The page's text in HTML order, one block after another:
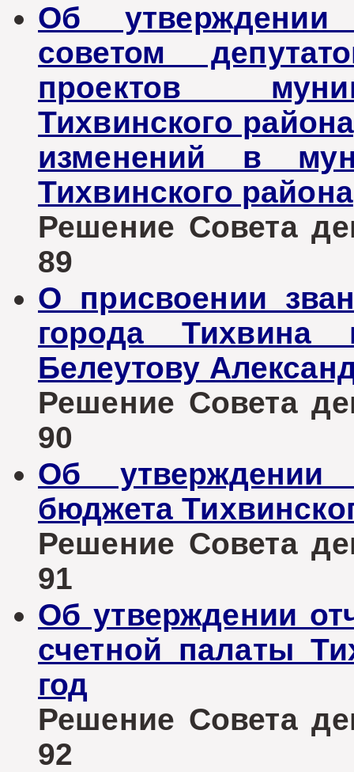
Об утверждении
советом
проектов
Тихвинского
изменений в
Тихвинского района
Решение Совета
89
О присвоении
города Тихвина
Белеутову
Решение Совета
90
Об утверждении
бюджета
Решение Совета
91
Об утверждении
счетной палаты
год
Решение Совета
92